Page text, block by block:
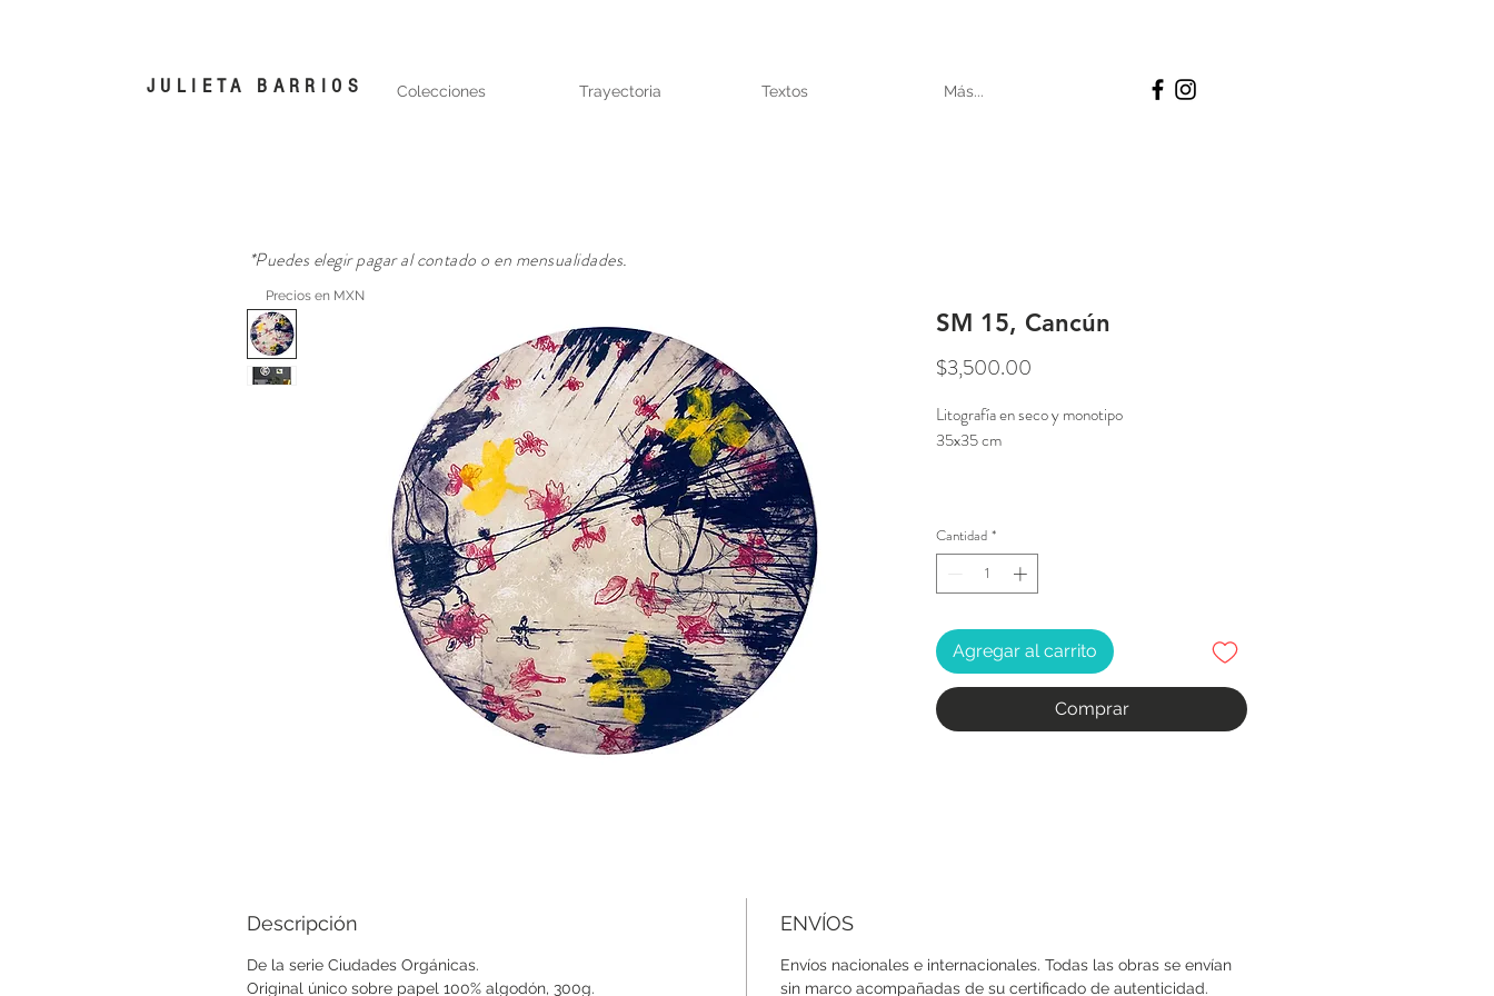
JULIETA BARRIOS Colecciones Trayectoria Textos Más...
SM 15, Cancún
$3,500.00
Litografía en seco y monotipo
35x35 cm
Cantidad *
Agregar al carrito
Comprar
Descripción
De la serie Ciudades Orgánicas.
Original único sobre papel 100% algodón, 300g.
ENVÍOS
Envíos nacionales e internacionales. Todas las obras se envían
sin marco acompañadas de su certificado de autenticidad.
Precios en MXN
*Puedes elegir pagar al contado o en mensualidades.